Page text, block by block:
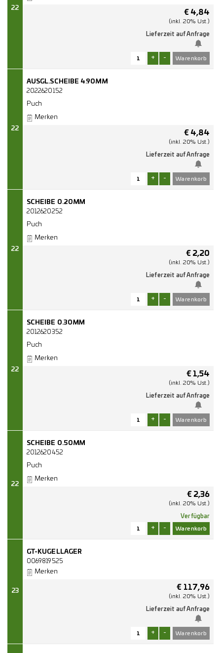
22
€ 4,84
(inkl. 20% Ust.)
Lieferzeit auf Anfrage
+ -
22
AUSGL.SCHEIBE 4.90MM
2022620152
Puch
Merken
€ 4,84
(inkl. 20% Ust.)
Lieferzeit auf Anfrage
+ -
22
SCHEIBE 0.20MM
2012620252
Puch
Merken
€ 2,20
(inkl. 20% Ust.)
Lieferzeit auf Anfrage
+ -
22
SCHEIBE 0.30MM
2012620352
Puch
Merken
€ 1,54
(inkl. 20% Ust.)
Lieferzeit auf Anfrage
+ -
22
SCHEIBE 0.50MM
2012620452
Puch
Merken
€ 2,36
(inkl. 20% Ust.)
Verfügbar
+ -
23
GT-KUGELLAGER
0069819525
Merken
€ 117,96
(inkl. 20% Ust.)
Lieferzeit auf Anfrage
+ -